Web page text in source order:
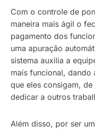
Com o controle de
maneira mais ágil o
pagamento dos
uma apuração
sistema auxilia a
mais funcional,
que eles consigam,
dedicar a outros
Além disso, por ser